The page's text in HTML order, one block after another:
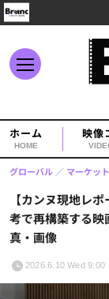
ホーム
HOME
映像
【カンヌ現地レ
考で再構築する
真・画像
グローバル マーケッ
2026.6.10 Wed 9:00